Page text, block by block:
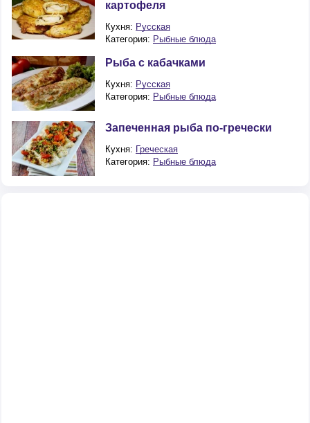
картофеля
Кухня: Русская
Категория: Рыбные блюда
Рыба с кабачками
Кухня: Русская
Категория: Рыбные блюда
Запеченная рыба по-гречески
Кухня: Греческая
Категория: Рыбные блюда